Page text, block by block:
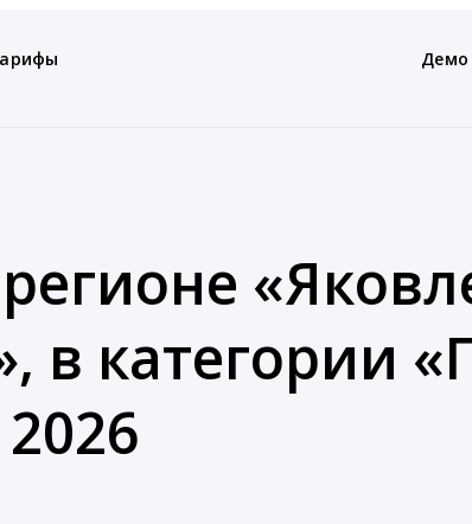
Демо
в категории